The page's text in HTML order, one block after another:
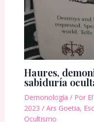
Haures,
sabiduría
Demonología / Por
2023 / Ars Goetia,
Ocultismo